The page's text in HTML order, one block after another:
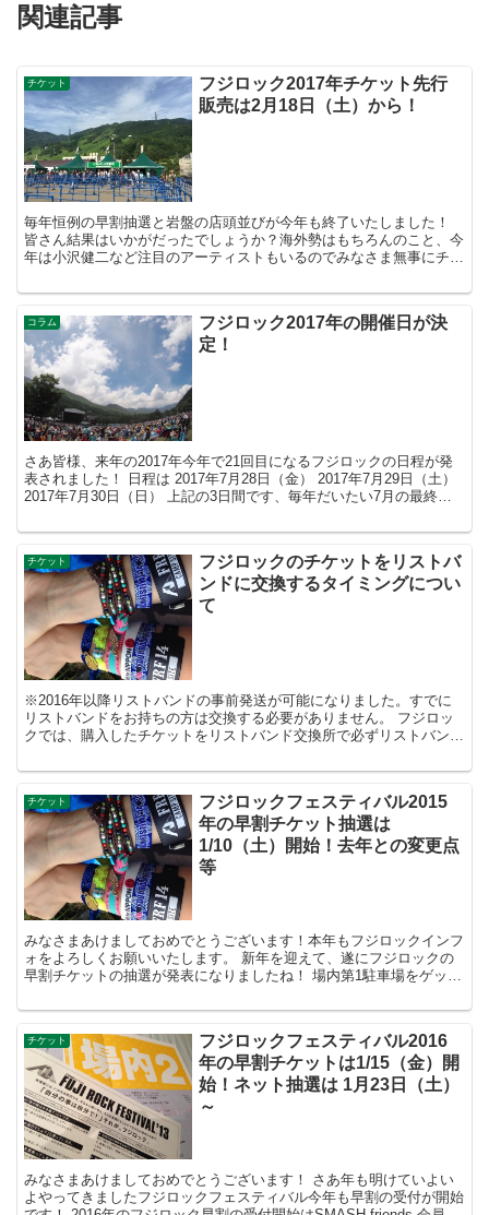
関連記事
チケット
フジロック2017年チケット先行
販売は2月18日（土）から！
毎年恒例の早割抽選と岩盤の店頭並びが今年も終了いたしました！
皆さん結果はいかがだったでしょうか？海外勢はもちろんのこと、今
年は小沢健二など注目のアーティストもいるのでみなさま無事にチケ
コラム
フジロック2017年の開催日が決
定！
さあ皆様、来年の2017年今年で21回目になるフジロックの日程が発
表されました！ 日程は 2017年7月28日（金） 2017年7月29日（土）
2017年7月30日（日） 上記の3日間です、毎年だいたい7月の最終週
チケット
フジロックのチケットをリストバ
ンドに交換するタイミングについ
て
※2016年以降リストバンドの事前発送が可能になりました。すでに
リストバンドをお持ちの方は交換する必要がありません。 フジロッ
クでは、購入したチケットをリストバンド交換所で必ずリストバンド
チケット
フジロックフェスティバル2015
年の早割チケット抽選は
1/10（土）開始！去年との変更点
等
みなさまあけましておめでとうございます！本年もフジロックインフ
ォをよろしくお願いいたします。 新年を迎えて、遂にフジロックの
早割チケットの抽選が発表になりましたね！ 場内第1駐車場をゲット
チケット
フジロックフェスティバル2016
年の早割チケットは1/15（金）開
始！ネット抽選は 1月23日（土）
～
みなさまあけましておめでとうございます！ さあ年も明けていよい
よやってきましたフジロックフェスティバル今年も早割の受付が開始